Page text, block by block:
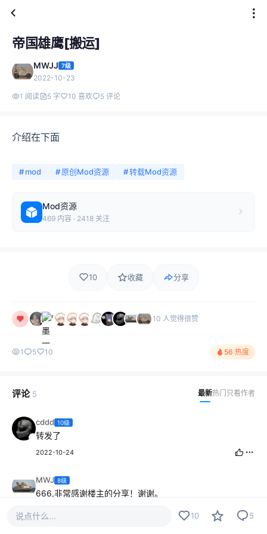
帝国雄鹰[搬运]
MWJJ 7级
2022-10-23
1 阅读 5 字 10 喜欢 5 评论
介绍在下面
#mod #原创Mod资源 #转载Mod资源
Mod资源
469 内容 · 2418 关注
10 收藏 分享
10 人觉得很赞
1 5 10 56 热度
评论 5 最新热门 只看作者
cddd 10级
转发了
2022-10-24
MWJ 8级
666,非常感谢楼主的分享！谢谢。
2
说点什么... 10 5